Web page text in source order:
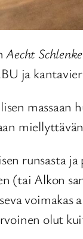
Aecht
ja
runsasta
(tai Alkon
olut